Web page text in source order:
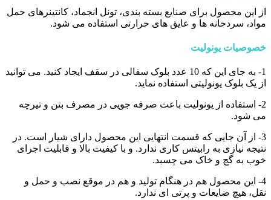
از این محصول برای صنایع بسته بندی، تونل انجماد، کانتینرهای حمل
مواد، سردخانه ها و عایق های حرارتی استفاده می شود.
خصوصیات یونولیت
1- به جای این که 10 عدد بلوک سفالی در سقف ایجاد کنید. می توانید
از یک بلوک یونولیتی استفاده نماید.
2- استفاده از یونولیت باعث صرفه جویی در مصرف بتن و تیرچه
می شود.
3- از آن جایی که قسمت انتهایی این محصول دارای شیار است. در
نتیجه نیازی به رابیتس کاری ندارد. و با کیفیت بالا و قابلیت اجرای
خوب به گچ و خاک می چسبد.
4- این محصول هم در هنگام تولید و هم در موقع نصب و حمل و
نقل، هیچ ضایعات و پرتی ای ندارد.